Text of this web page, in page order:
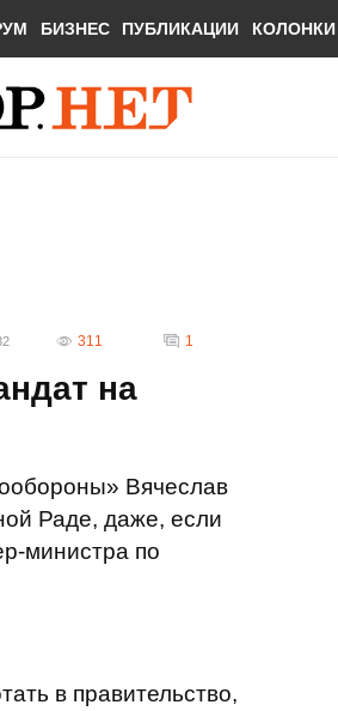
БИЗНЕС ПУБЛИКАЦИИ КОЛОНКИ
311 1
на
Вячеслав
Раде, даже, если
министра по
в правительство,